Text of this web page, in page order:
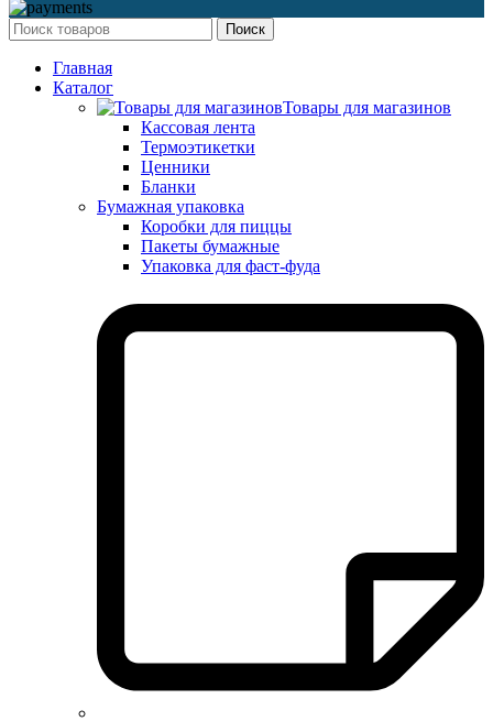
Поиск
Главная
Каталог
Товары для магазинов
Кассовая лента
Термоэтикетки
Ценники
Бланки
Бумажная упаковка
Коробки для пиццы
Пакеты бумажные
Упаковка для фаст-фуда